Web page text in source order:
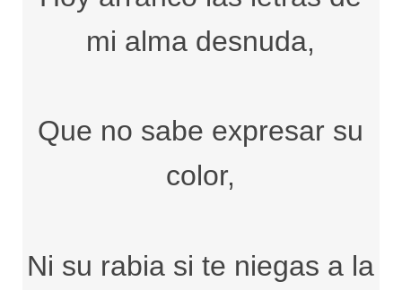
mi alma desnuda,
Que no sabe expresar su
color,
Ni su rabia si te niegas a la